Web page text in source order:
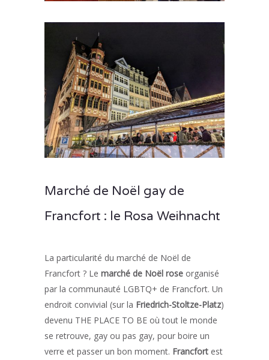
Marché de Noël gay de
Francfort : le Rosa Weihnacht
La particularité du marché de Noël de
Francfort ? Le marché de Noël rose organisé
par la communauté LGBTQ+ de Francfort. Un
endroit convivial (sur la Friedrich-Stoltze-Platz)
devenu THE PLACE TO BE où tout le monde
se retrouve, gay ou pas gay, pour boire un
verre et passer un bon moment. Francfort est